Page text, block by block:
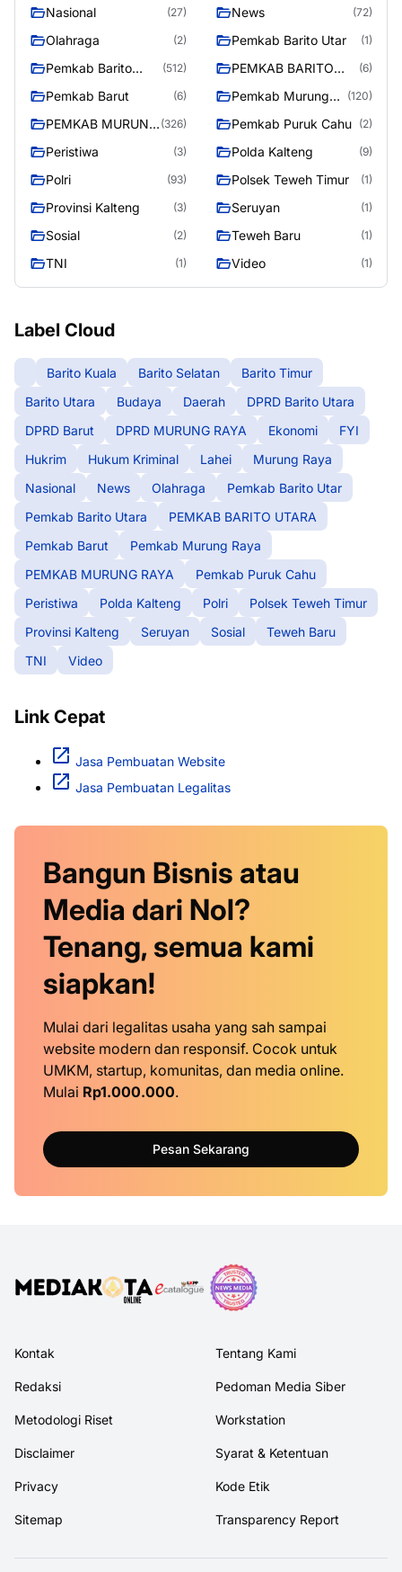
Nasional (27) News (72)
Olahraga (2) Pemkab Barito Utar (1)
Pemkab Barito
(512)
PEMKAB BARITO
(6)
Pemkab Barut (6)
Pemkab Murung
(120)
PEMKAB MURUNG (326) Pemkab Puruk Cahu (2)
Peristiwa (3) Polda Kalteng (9)
Polri (93) Polsek Teweh Timur (1)
Provinsi Kalteng (3) Seruyan (1)
Sosial (2) Teweh Baru (1)
TNI (1) Video (1)
Label Cloud
Barito Kuala Barito Selatan
Barito Timur
Barito Utara
Budaya Daerah
DPRD Barito Utara
DPRD Barut
DPRD MURUNG RAYA Ekonomi
FYI
Hukrim
Hukum Kriminal Lahei
Murung Raya
Nasional
News Olahraga
Pemkab Barito Utar
Pemkab Barito Utara
PEMKAB BARITO UTARA
Pemkab Barut
Pemkab Murung Raya
PEMKAB MURUNG RAYA
Pemkab Puruk Cahu
Peristiwa
Polda Kalteng Polri
Polsek Teweh Timur
Provinsi Kalteng
Seruyan Sosial
Teweh Baru
TNI
Video
Link Cepat
Jasa Pembuatan Website
Jasa Pembuatan Legalitas
Bangun Bisnis atau
Media dari Nol?
Tenang, semua kami
siapkan!
Mulai dari legalitas usaha yang sah sampai
website modern dan responsif. Cocok untuk
UMKM, startup, komunitas, dan media online.
Mulai Rp1.000.000.
Pesan Sekarang
Kontak Tentang Kami
Redaksi Pedoman Media Siber
Metodologi Riset Workstation
Disclaimer Syarat & Ketentuan
Privacy Kode Etik
Sitemap Transparency Report